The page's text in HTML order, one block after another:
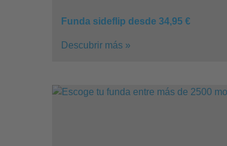
Funda sideflip desde 34,95 €
Descubrir más »